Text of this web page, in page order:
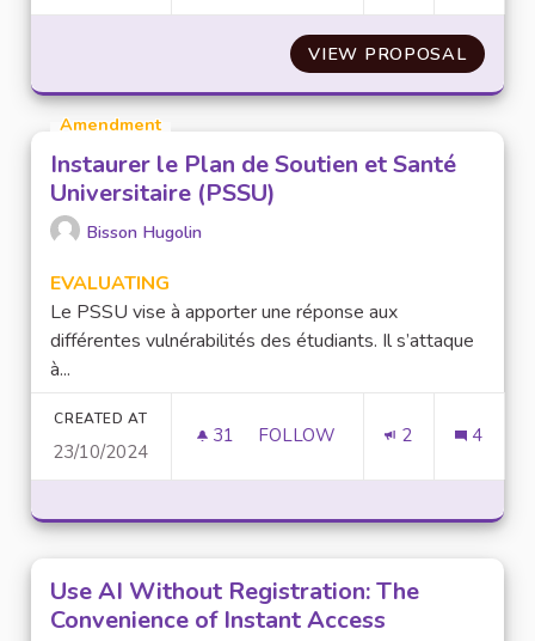
VIEW PROPOSAL
Amendment
Instaurer le Plan de Soutien et Santé
Universitaire (PSSU)
Bisson Hugolin
EVALUATING
Le PSSU vise à apporter une réponse aux
différentes vulnérabilités des étudiants. Il s’attaque
à...
CREATED AT
23/10/2024
31 31 FOLLOWERS
FOLLOW 2 4
Use AI Without Registration: The
Convenience of Instant Access